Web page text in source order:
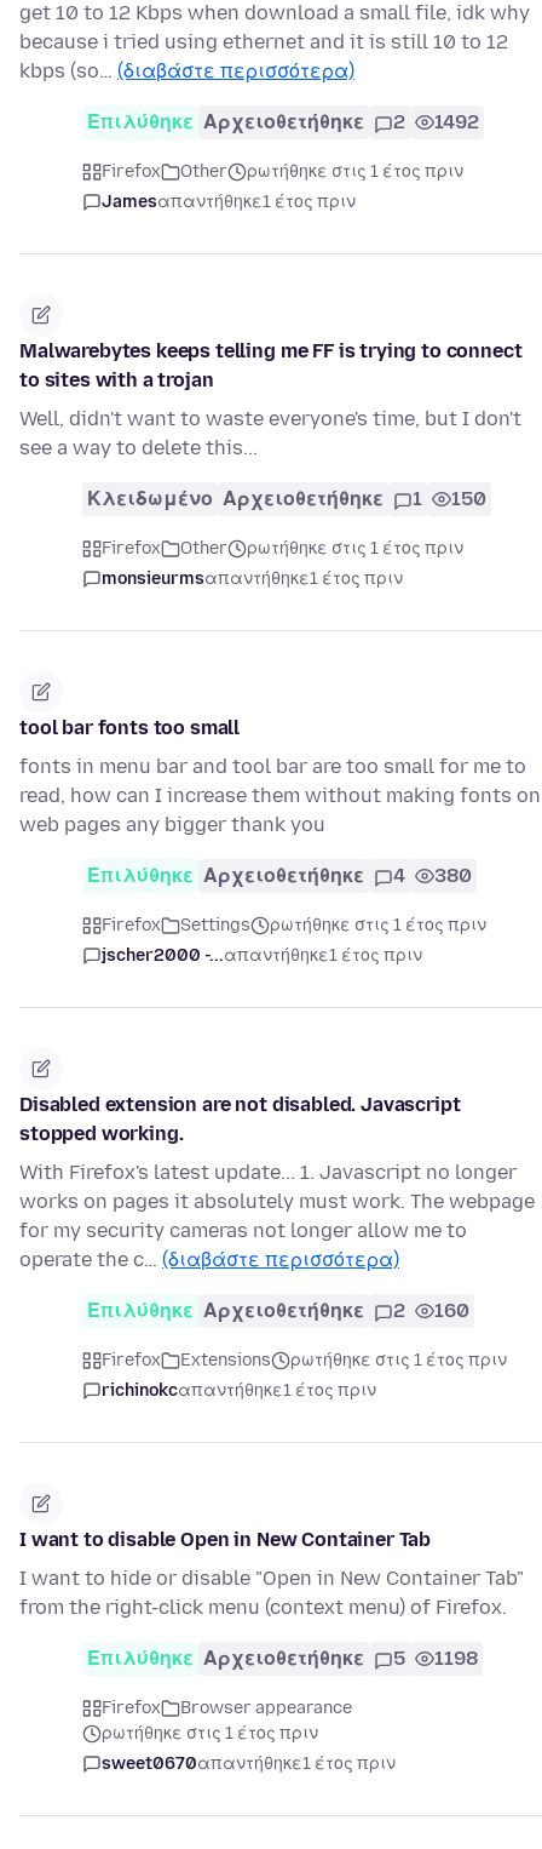
get 10 to 12 Kbps when download a small file, idk why
because i tried using ethernet and it is still 10 to 12
kbps (so… (διαβάστε περισσότερα)
Επιλύθηκε Αρχειοθετήθηκε 2 1492
Firefox Other
ρωτήθηκε στις 1 έτος πριν
Jamesαπαντήθηκε1 έτος πριν
Malwarebytes keeps telling me FF is trying to connect
to sites with a trojan
Well, didn't want to waste everyone's time, but I don't
see a way to delete this...
Κλειδωμένο Αρχειοθετήθηκε 1 150
Firefox Other
ρωτήθηκε στις 1 έτος πριν
monsieurmsαπαντήθηκε1 έτος πριν
tool bar fonts too small
fonts in menu bar and tool bar are too small for me to
read, how can I increase them without making fonts on
web pages any bigger thank you
Επιλύθηκε Αρχειοθετήθηκε 4 380
Firefox Settings
ρωτήθηκε στις 1 έτος πριν
jscher2000 -...απαντήθηκε1 έτος πριν
Disabled extension are not disabled. Javascript
stopped working.
With Firefox's latest update... 1. Javascript no longer
works on pages it absolutely must work. The webpage
for my security cameras not longer allow me to
operate the c… (διαβάστε περισσότερα)
Επιλύθηκε Αρχειοθετήθηκε 2 160
Firefox Extensions
ρωτήθηκε στις 1 έτος πριν
richinokcαπαντήθηκε1 έτος πριν
I want to disable Open in New Container Tab
I want to hide or disable "Open in New Container Tab"
from the right-click menu (context menu) of Firefox.
Επιλύθηκε Αρχειοθετήθηκε 5 1198
Firefox
Browser appearance
ρωτήθηκε στις 1 έτος πριν
sweet0670απαντήθηκε1 έτος πριν